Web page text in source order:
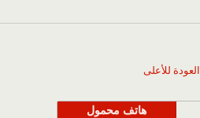
العودة للأعلى
هاتف محمول